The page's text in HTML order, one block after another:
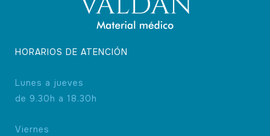
HORARIOS DE ATENCIÓN
Lunes a jueves
de 9.30h a 18.30h
Viernes